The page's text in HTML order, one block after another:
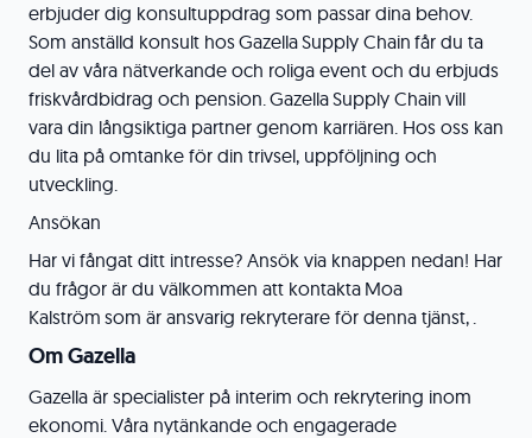
erbjuder dig konsultuppdrag som passar dina behov.
Som anställd konsult hos Gazella Supply Chain får du ta
del av våra nätverkande och roliga event och du erbjuds
friskvårdbidrag och pension. Gazella Supply Chain vill
vara din långsiktiga partner genom karriären. Hos oss kan
du lita på omtanke för din trivsel, uppföljning och
utveckling.
Ansökan
Har vi fångat ditt intresse? Ansök via knappen nedan! Har
du frågor är du välkommen att kontakta Moa
Kalström som är ansvarig rekryterare för denna tjänst, .
Om Gazella
Gazella är specialister på interim och rekrytering inom
ekonomi. Våra nytänkande och engagerade